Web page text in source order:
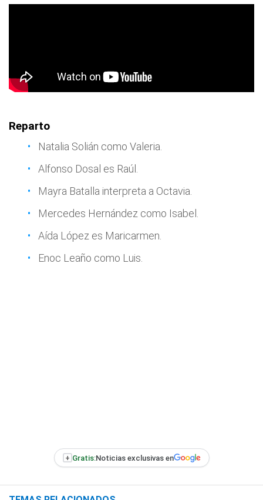
Reparto
Natalia Solián como Valeria.
Alfonso Dosal es Raúl.
Mayra Batalla interpreta a Octavia.
Mercedes Hernández como Isabel.
Aída López es Maricarmen.
Enoc Leaño como Luis.
+ Gratis:Noticias exclusivas en